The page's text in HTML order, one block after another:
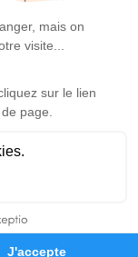
de devis
rendez-vous en